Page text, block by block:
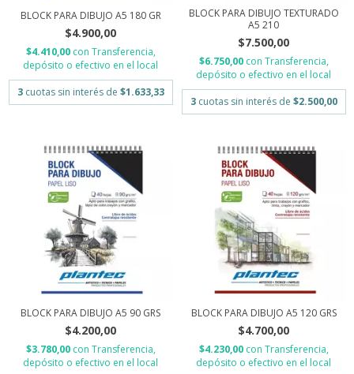
BLOCK PARA DIBUJO A5 180 GR
$4.900,00
$4.410,00 con Transferencia,
depósito o efectivo en el local
3 cuotas sin interés de $1.633,33
BLOCK PARA DIBUJO TEXTURADO
A5 210
$7.500,00
$6.750,00 con Transferencia,
depósito o efectivo en el local
3 cuotas sin interés de $2.500,00
BLOCK PARA DIBUJO A5 90 GRS
$4.200,00
$3.780,00 con Transferencia,
depósito o efectivo en el local
BLOCK PARA DIBUJO A5 120 GRS
$4.700,00
$4.230,00 con Transferencia,
depósito o efectivo en el local